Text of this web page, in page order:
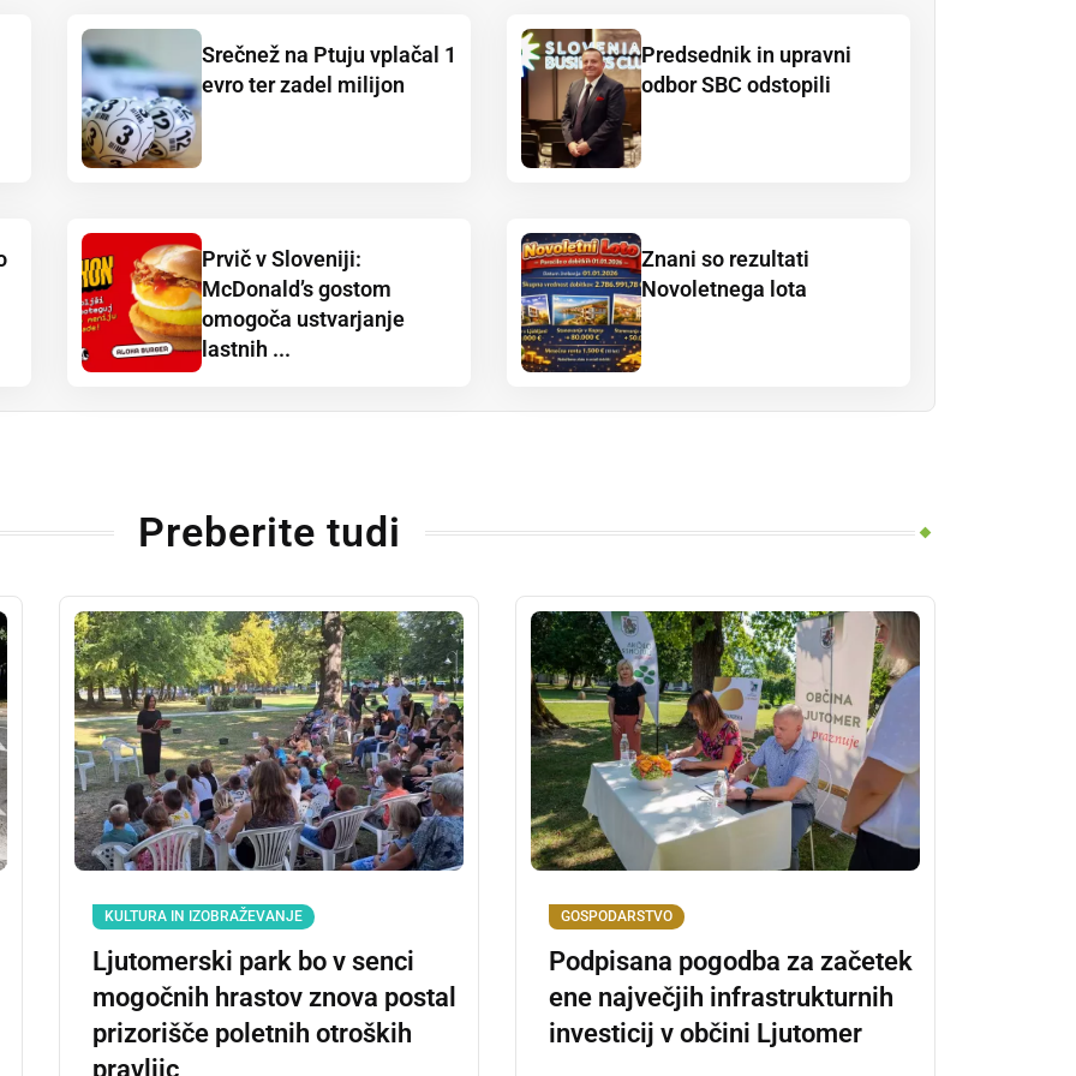
Srečnež na Ptuju vplačal 1
evro ter zadel milijon
Predsednik in upravni
odbor SBC odstopili
Prvič v Sloveniji:
McDonald’s gostom
omogoča ustvarjanje
lastnih ...
Znani so rezultati
Novoletnega lota
Preberite tudi
KULTURA IN IZOBRAŽEVANJE
Ljutomerski park bo v senci
mogočnih hrastov znova postal
prizorišče poletnih otroških
pravljic
GOSPODARSTVO
Podpisana pogodba za začetek
ene največjih infrastrukturnih
investicij v občini Ljutomer